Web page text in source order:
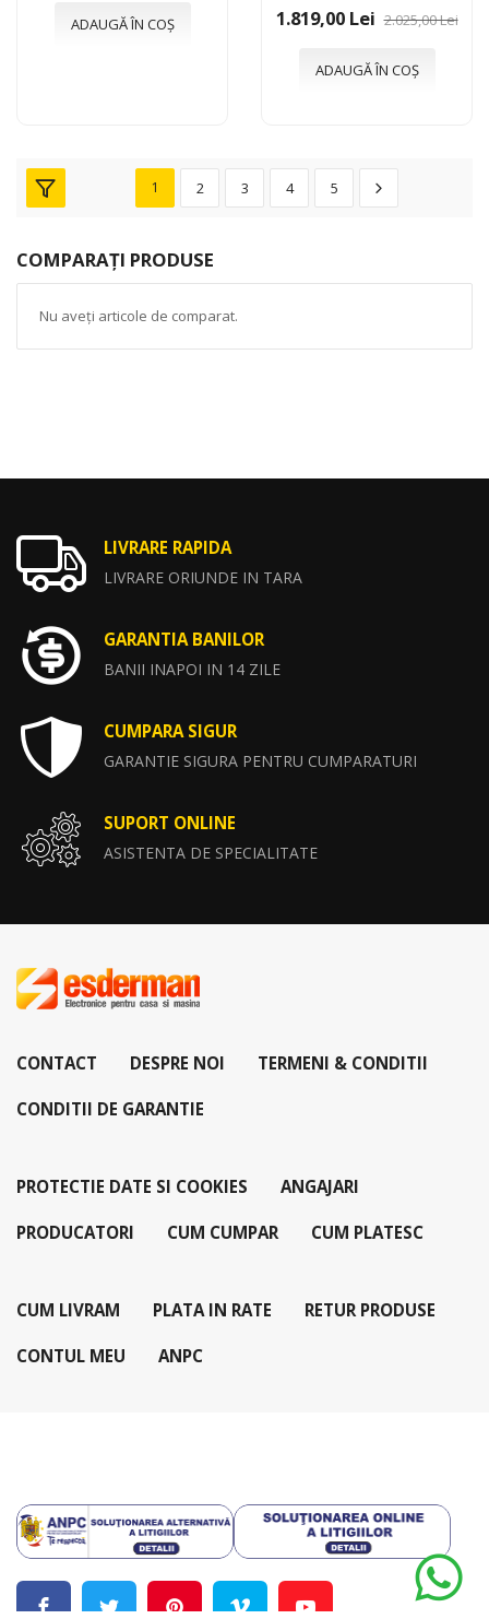
ADAUGĂ ÎN COȘ 1.819,00 Lei 2.025,00 Lei
ADAUGĂ ÎN COȘ
1 2 3 4 5
COMPARAȚI PRODUSE
Nu aveți articole de comparat.
LIVRARE RAPIDA
LIVRARE ORIUNDE IN TARA
GARANTIA BANILOR
BANII INAPOI IN 14 ZILE
CUMPARA SIGUR
GARANTIE SIGURA PENTRU CUMPARATURI
SUPORT ONLINE
ASISTENTA DE SPECIALITATE
CONTACT DESPRE NOI TERMENI & CONDITII
CONDITII DE GARANTIE
PROTECTIE DATE SI COOKIES ANGAJARI
PRODUCATORI CUM CUMPAR CUM PLATESC
CUM LIVRAM PLATA IN RATE RETUR PRODUSE
CONTUL MEU ANPC